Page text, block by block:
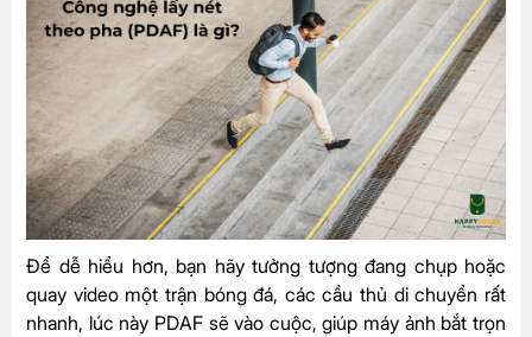
Để dễ hiểu hơn, bạn hãy tưởng tượng đang chụp hoặc
quay video một trận bóng đá, các cầu thủ di chuyển rất
nhanh, lúc này PDAF sẽ vào cuộc, giúp máy ảnh bắt trọn